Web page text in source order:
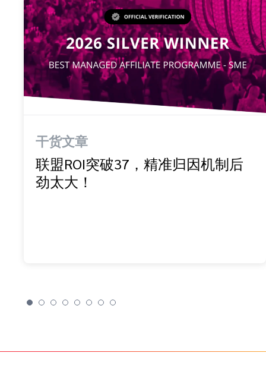
干货文章
联盟ROI突破37，精准归因机制后
劲太大！